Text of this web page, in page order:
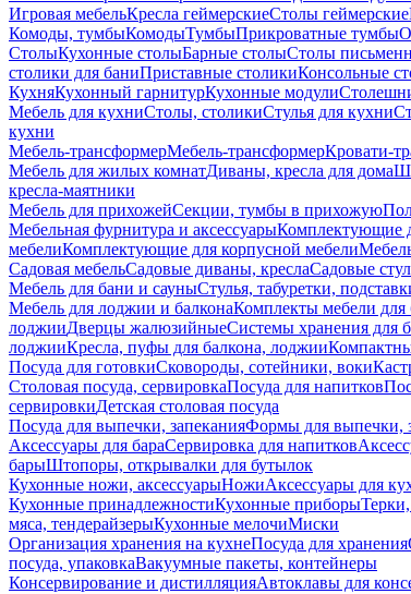
Игровая мебельКресла геймерскиеСтолы геймерские
Комоды, тумбыКомодыТумбыПрикроватные тумбы
СтолыКухонные столыБарные столыСтолы
столики для баниПриставные столикиКонсольные
КухняКухонный гарнитурКухонные модули
Мебель для кухниСтолы, столикиСтулья для кухни
кухни
Мебель-трансформерМебель-трансформерКровати-
Мебель для жилых комнатДиваны, кресла для дома
кресла-маятники
Мебель для прихожейСекции, тумбы в прихожую
Мебельная фурнитура и аксессуарыКомплектующие
мебелиКомплектующие для корпусной мебели
Садовая мебельСадовые диваны, креслаСадовые
Мебель для бани и сауныСтулья, табуретки,
Мебель для лоджии и балконаКомплекты мебели для
лоджииДверцы жалюзийныеСистемы хранения для
лоджииКресла, пуфы для балкона, лоджии
Посуда для готовкиСковороды, сотейники, воки
Столовая посуда, сервировкаПосуда для напитков
сервировкиДетская столовая посуда
Посуда для выпечки, запеканияФормы для выпечки,
Аксессуары для бараСервировка для напитков
барыШтопоры, открывалки для бутылок
Кухонные ножи, аксессуарыНожиАксессуары для
Кухонные принадлежностиКухонные приборы
мяса, тендерайзерыКухонные мелочиМиски
Организация хранения на кухнеПосуда для хранения
посуда, упаковкаВакуумные пакеты, контейнеры
Консервирование и дистилляцияАвтоклавы для